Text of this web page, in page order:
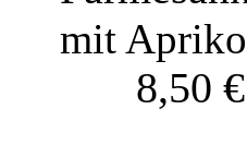
mit
8,50 €